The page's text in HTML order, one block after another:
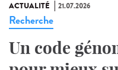
ACTUALITÉ 21.07.2026
Recherche
Un code